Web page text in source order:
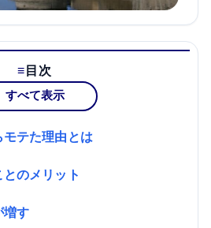
目次
すべて表示
テた理由とは
のメリット
増す